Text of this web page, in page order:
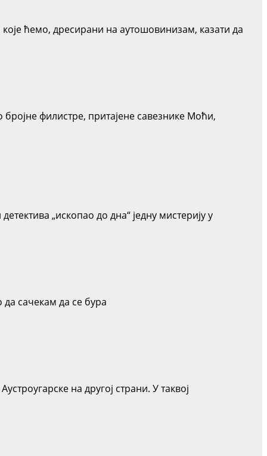
које ћемо, дресирани на аутошовинизам, казати да
филистре, притајене савезнике Моћи,
„ископао до дна“ једну мистерију у
да сачекам да се бура
на другој страни. У таквој